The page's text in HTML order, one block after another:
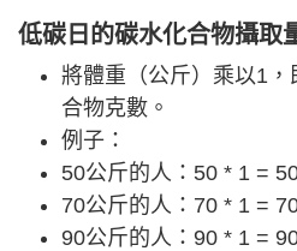
低碳日的碳水化合物攝取
將體重（公斤）乘以1
合物克數。
例子：
50公斤的人：50 * 1 =
70公斤的人：70 * 1 =
90公斤的人：90 * 1 =